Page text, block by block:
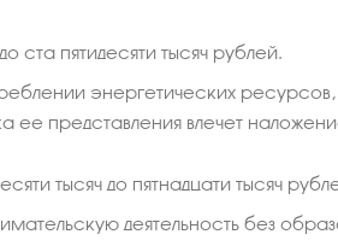
ста пятидесяти тысяч рублей.
энергетических
ее представления влечет
тысяч до пятнадцати тысяч
деятельность без